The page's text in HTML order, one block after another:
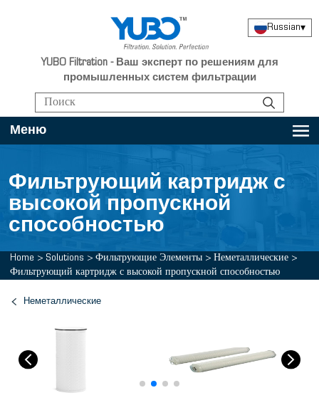
YUBO Filtration - Ваш эксперт по решениям для
промышленных систем фильтрации
Russian▾
Меню
Фильтрующий картридж с
высокой пропускной
способностью
Home > Solutions > Фильтрующие Элементы > Неметаллические >
Фильтрующий картридж с высокой пропускной способностью
Неметаллические